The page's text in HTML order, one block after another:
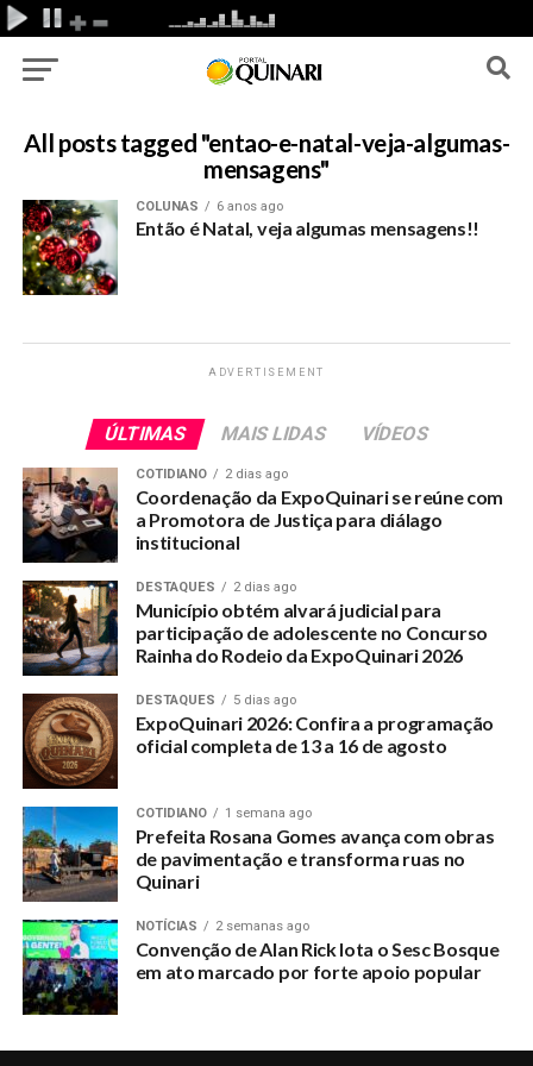
All posts tagged "entao-e-natal-veja-algumas-
mensagens"
COLUNAS 6 anos ago
Então é Natal, veja algumas mensagens!!
ADVERTISEMENT
ÚLTIMAS MAIS LIDAS VÍDEOS
COTIDIANO 2 dias ago
Coordenação da ExpoQuinari se reúne com
a Promotora de Justiça para diálago
institucional
DESTAQUES 2 dias ago
Município obtém alvará judicial para
participação de adolescente no Concurso
Rainha do Rodeio da ExpoQuinari 2026
DESTAQUES 5 dias ago
ExpoQuinari 2026: Confira a programação
oficial completa de 13 a 16 de agosto
COTIDIANO 1 semana ago
Prefeita Rosana Gomes avança com obras
de pavimentação e transforma ruas no
Quinari
NOTÍCIAS 2 semanas ago
Convenção de Alan Rick lota o Sesc Bosque
em ato marcado por forte apoio popular